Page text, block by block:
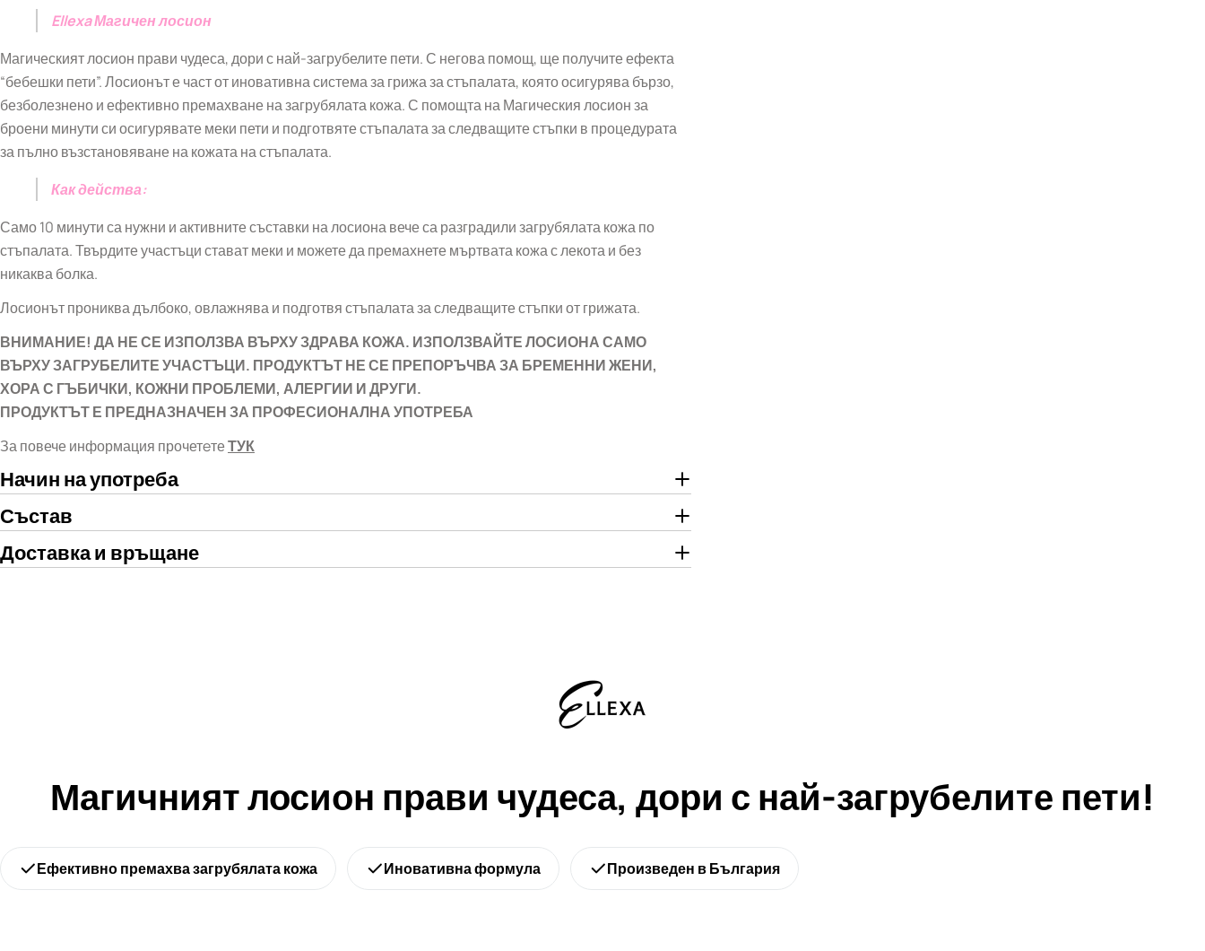
Ellexa Магичен лосион
Магическият лосион прави чудеса, дори с най-загрубелите пети. С негова помощ, ще получите ефекта
“бебешки пети”. Лосионът е част от иновативна система за грижа за стъпалата, която осигурява бързо,
безболезнено и ефективно премахване на загрубялата кожа. С помощта на Магическия лосион за
броени минути си осигурявате меки пети и подготвяте стъпалата за следващите стъпки в процедурата
за пълно възстановяване на кожата на стъпалата.
Как действа:
Само 10 минути са нужни и активните съставки на лосиона вече са разградили загрубялата кожа по
стъпалата. Твърдите участъци стават меки и можете да премахнете мъртвата кожа с лекота и без
никаква болка.
Лосионът прониква дълбоко, овлажнява и подготвя стъпалата за следващите стъпки от грижата.
ВНИМАНИЕ! ДА НЕ СЕ ИЗПОЛЗВА ВЪРХУ ЗДРАВА КОЖА. ИЗПОЛЗВАЙТЕ ЛОСИОНА САМО
ВЪРХУ ЗАГРУБЕЛИТЕ УЧАСТЪЦИ. ПРОДУКТЪТ НЕ СЕ ПРЕПОРЪЧВА ЗА БРЕМЕННИ ЖЕНИ,
ХОРА С ГЪБИЧКИ, КОЖНИ ПРОБЛЕМИ, АЛЕРГИИ И ДРУГИ.
ПРОДУКТЪТ Е ПРЕДНАЗНАЧЕН ЗА ПРОФЕСИОНАЛНА УПОТРЕБА
За повече информация прочетeтеТУК
Начин на употреба
Състав
Доставка и връщане
Магичният лосион прави чудеса, дори с най-загрубелите пети!
Ефективно премахва загрубялата кожа Иновативна формула Произведен в България